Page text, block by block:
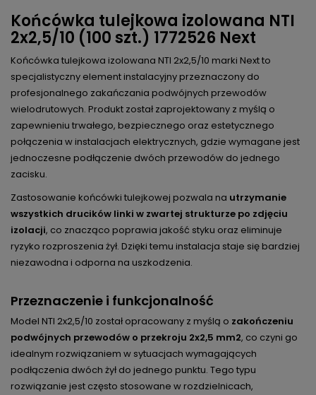
Końcówka tulejkowa izolowana NTI
2x2,5/10 (100 szt.) 1772526 Next
Końcówka tulejkowa izolowana NTI 2x2,5/10 marki Next to
specjalistyczny element instalacyjny przeznaczony do
profesjonalnego zakańczania podwójnych przewodów
wielodrutowych. Produkt został zaprojektowany z myślą o
zapewnieniu trwałego, bezpiecznego oraz estetycznego
połączenia w instalacjach elektrycznych, gdzie wymagane jest
jednoczesne podłączenie dwóch przewodów do jednego
zacisku.
Zastosowanie końcówki tulejkowej pozwala na utrzymanie
wszystkich drucików linki w zwartej strukturze po zdjęciu
izolacji, co znacząco poprawia jakość styku oraz eliminuje
ryzyko rozproszenia żył. Dzięki temu instalacja staje się bardziej
niezawodna i odporna na uszkodzenia.
Przeznaczenie i funkcjonalność
Model NTI 2x2,5/10 został opracowany z myślą o zakończeniu
podwójnych przewodów o przekroju 2x2,5 mm2, co czyni go
idealnym rozwiązaniem w sytuacjach wymagających
podłączenia dwóch żył do jednego punktu. Tego typu
rozwiązanie jest często stosowane w rozdzielnicach,